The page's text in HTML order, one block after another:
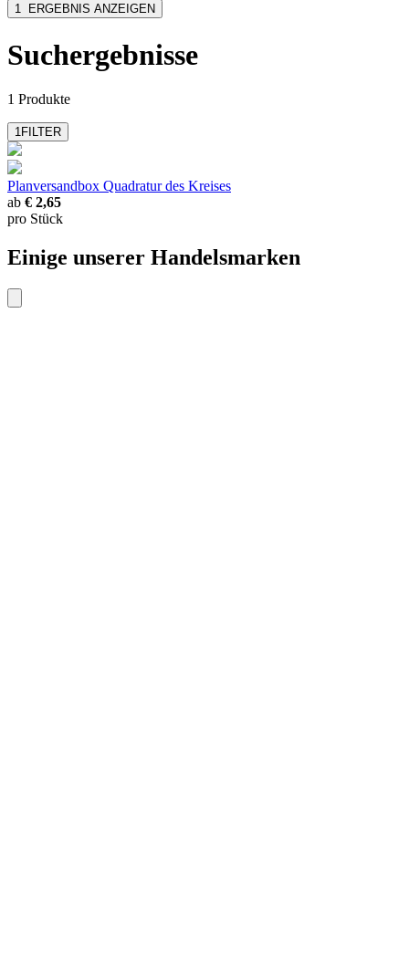
ColomPac
1 ERGEBNIS ANZEIGEN
Suchergebnisse
1 Produkte
1FILTER
Planversandbox Quadratur des Kreises
ab € 2,65
pro Stück
Einige unserer Handelsmarken